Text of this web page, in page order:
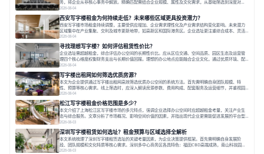
务，将企业从非核心事务中解放。精确匹配需结合企业规模、属性及文化需求，从基础筛选到深度对
接；签约后则需构建覆盖硬件运维、共享配套及专业物业的全周期保障体系。德必集团通过标准化服务
与个性化运营结合，以全国布局和产业生态圈为企业提供稳定支持，体现了从信息撮合到深度服务的能
力转变。在为企业寻找办公空间的过程中，
2026-08-04
西安写字楼租金为何持续走低？未来哪些区域更具投资潜力？
西安写字楼市场租金持续调整，主要受供应增加、企业需求理性化及产业需求结构变化影响。未来潜力
区域集中在产业集聚、交利及城市更新地带，如高新区和国际港务区。企业选址更注重综合成本、灵活
性与员工体验，倾向于提供全包式服务的办公空间。专业运营方通过空间优化与社群服务，助力企业成
长，推动市场向多元化、高性价比方向发展。近年来，西安写字楼市场呈现出租金持续调整的态势，这
一现象引发了的广泛关注。作为西部重要
2026-08-04
寻找理想写字楼？如何评估租赁性价比？
企业选址需超越租金，综合评估办公空间的长期性价比。应从区位交通、空间品质、园区生态及运营管
理四个核心维度权衡财务支出与长期价值回报。理想的办公地点应能融合企业文化，通过优质环境、配
套服务及社群资源赋能业务增长，实现成本与价值的平衡。对于许多正在成长或寻求稳定发展的企业而
言，寻找一处合适的办公空间是一项至关重要的决策。这不仅关系到团队的日常工作效率与协作氛围，
更直接影响着企业的品牌形象、运营成本
2026-08-04
写字楼出租网如何筛选优质房源？
本文为企业提供通过写字楼出租网高效筛选优质办公空间的系统方法。首先需明确自身团队规模、特
性、预算等核心需求。线上筛选时，应深入解读房源参数、费用构成、配套服务及运营细节，并重视园
区产业生态与交通区位价值。同时，需考察运营方的品牌背景与持续服务能力。完成线上初选后，必须
进行线下实地验证，核对空间实景、测试设施、感受园区氛围并确认合同条款，从而做出精确决策。在
数字化时代，写字楼出租网已成为企业寻找
2026-08-04
松江写字楼租金价格范围是多少？
本文介绍了上海松江区写字楼市场的多元特点，强调企业选择办公空间时应超越租金考量，关注产业生
态与综合服务。文章分析了市场概况、影响空间价值的因素，并指出现代企业更需能促进发展的平台型
空间。之后，以德必集团为例，说明运营方如何通过构建服务生态助力企业成长，建议企业系统评估需
求与长期价值，选择匹配的发展载体。对于许多寻求在上海松江区设立或扩展办公空间的企业而言，了
解该区域的写字楼市场概况是决策的首先
2026-08-03
深圳写字楼租赁如何选址？租金预算与区域选择全解析
本文系统梳理了深圳写字楼租赁选址的关键考量因素，为企业决策提供框架。首先需明确自身发展阶
段、团队规模和文化特质等核心需求。深圳多中心商务区各具特色：福田CBD高端成熟，南山科技园创
新活力强，前海具政策优势。除传统写字楼外，创意产业园注重生态与社群，适合文创、科技类企业。
2026-08-03